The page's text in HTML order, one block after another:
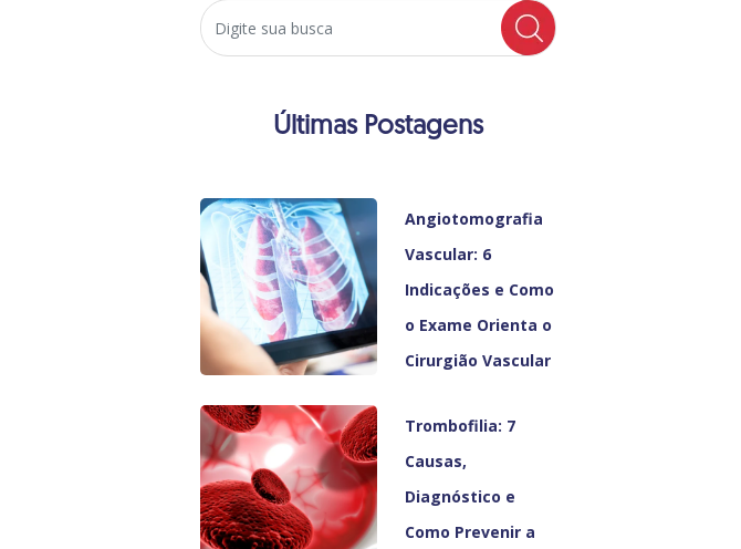
Search
Últimas Postagens
Angiotomografia
Vascular: 6
Indicações e Como
o Exame Orienta o
Cirurgião Vascular
Trombofilia: 7
Causas,
Diagnóstico e
Como Prevenir a